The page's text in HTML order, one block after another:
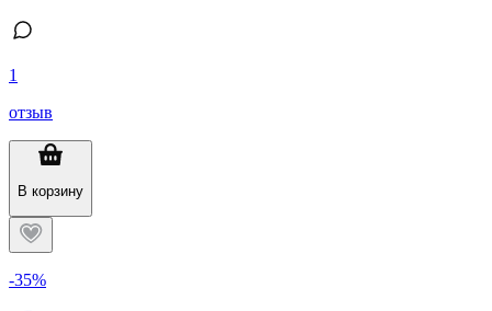
1
отзыв
В корзину
-35%